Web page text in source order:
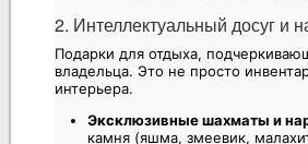
2. Интеллектуальный досуг и
Подарки для отдыха,
владельца. Это не просто
интерьера.
Эксклюзивные шахматы и
камня (яшма, змеевик,